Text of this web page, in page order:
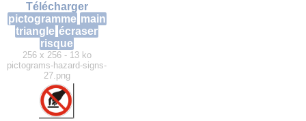
Télécharger
pictogramme main
triangle écraser
risque
256 x 256 - 13 ko
pictograms-hazard-signs-
27.png